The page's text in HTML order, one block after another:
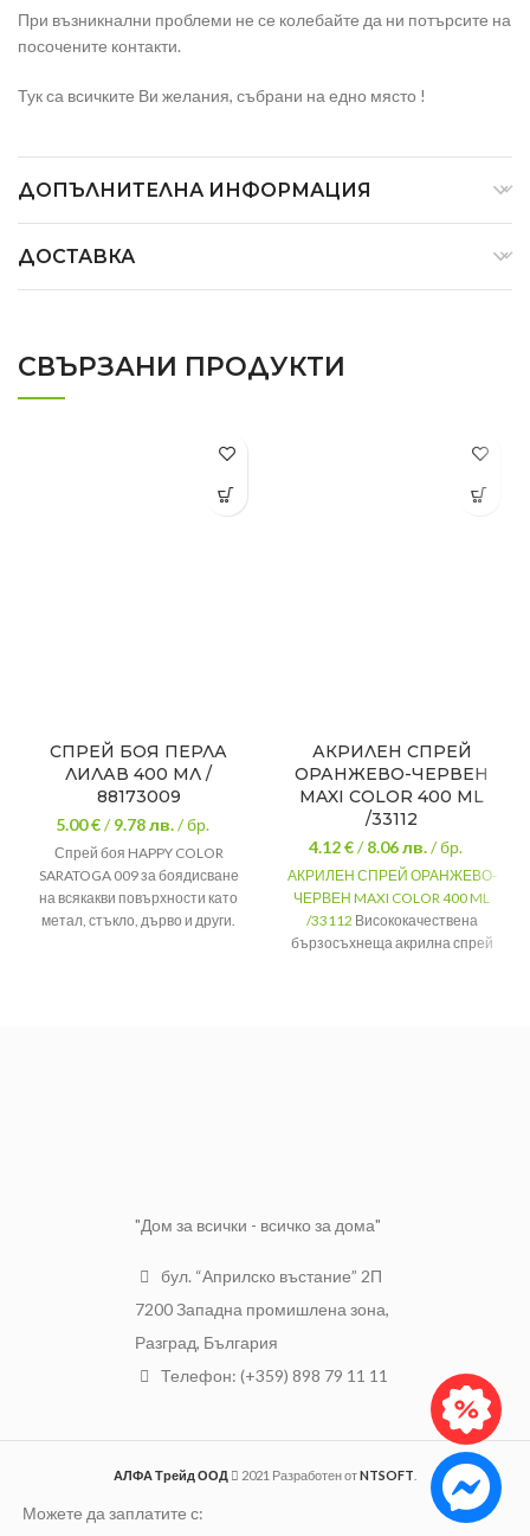
При възникнални проблеми не се колебайте да ни потърсите на
посочените контакти.
Тук са всичките Ви желания, събрани на едно място !
ДОПЪЛНИТЕЛНА ИНФОРМАЦИЯ
ДОСТАВКА
СВЪРЗАНИ ПРОДУКТИ
СПРЕЙ БОЯ ПЕРЛА
ЛИЛАВ 400 МЛ /
88173009
5.00 €/9.78лв./ бр.
Спрей боя HAPPY COLOR
SARATOGA 009 за боядисване
на всякакви повърхности като
метал, стъкло, дърво и други.
АКРИЛЕН СПРЕЙ
ОРАНЖЕВО-ЧЕРВЕН
MAXI COLOR 400 ML
/33112
4.12 €/8.06лв./ бр.
АКРИЛЕН СПРЕЙ ОРАНЖЕВО-
ЧЕРВЕН MAXI COLOR 400 ML
/33112 Висококачествена
бързосъхнеща акрилна спрей
"Дом за всички - всичко за дома"
бул. “Априлско въстание” 2П
7200 Западна промишлена зона,
Разград, България
Телефон: (+359) 898 79 11 11
АЛФА Трейд ООД 2021 Разработен отNTSOFT
Можете да заплатите с: